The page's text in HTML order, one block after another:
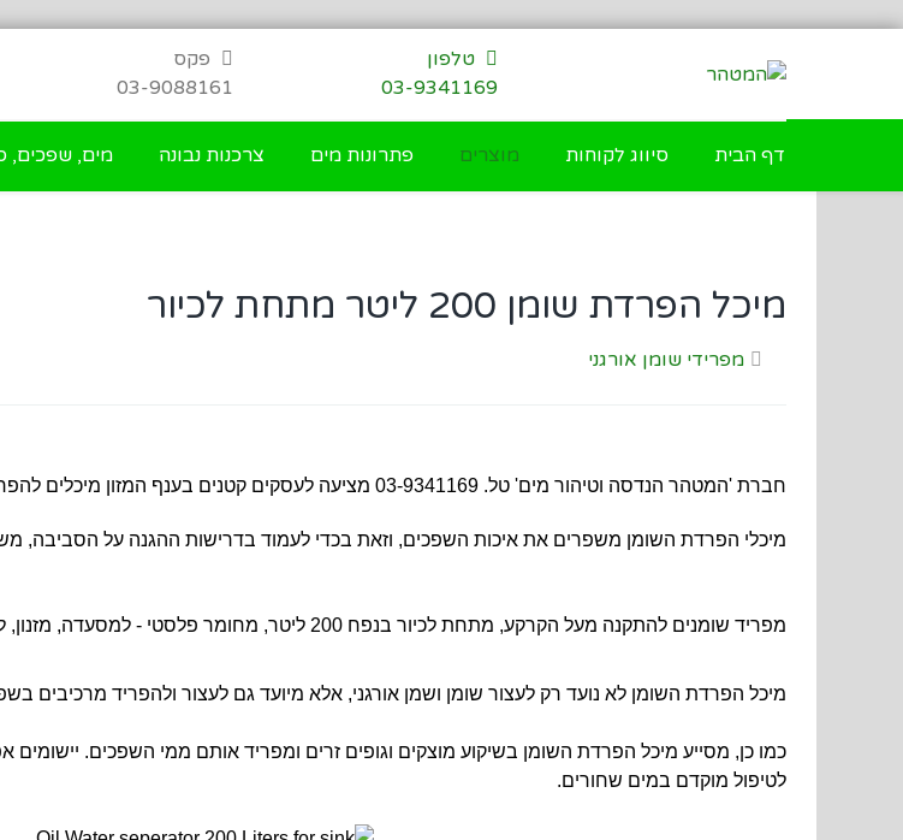
דילוג
טלפון
03-9341169
פקס
03-9088161
דף הבית סיווג לקוחות מוצרים פתרונות מים צרכנות נבונה מים, שפכים,
מיכל הפרדת שומן 200 ליטר מתחת לכיור
מפרידי שומן אורגני
חברת 'המטהר הנדסה וטיהור מים' טל. 03-9341169 מציעה לעסקים קטנים בענף המזון מיכלים להפרדת שומן, מוצקים ומרחפים בנפחים של 120, 180, 200, ו-240 ליטר.
מיכלי הפרדת השומן משפרים את איכות השפכים, וזאת בכדי לעמוד בדרישות ההגנה על הסביבה,
מפריד שומנים להתקנה מעל הקרקע, מתחת לכיור בנפח 200 ליטר, מחומר פלסטי - למסעדה, מזנון, לתעשיה, למשרד או לבית הפרטי.
מיכל הפרדת השומן לא נועד רק לעצור שומן ושמן אורגני, אלא מיועד גם לעצור ולהפריד מרכיבים
כמו כן, מסייע מיכל הפרדת השומן בשיקוע מוצקים וגופים זרים ומפריד אותם ממי השפכים.
לטיפול מוקדם במים שחורים.